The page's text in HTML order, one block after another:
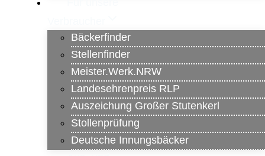
Bäckerfinder
Stellenfinder
Meister.Werk.NRW
Landesehrenpreis RLP
Auszeichung Großer Stutenkerl
Stollenprüfung
Deutsche Innungsbäcker